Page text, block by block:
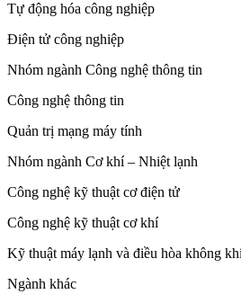
Tự động hóa công nghiệp
Điện tử công nghiệp
Nhóm ngành Công nghệ thông tin
Công nghệ thông tin
Quản trị mạng máy tính
Nhóm ngành Cơ khí – Nhiệt lạnh
Công nghệ kỹ thuật cơ điện tử
Công nghệ kỹ thuật cơ khí
Kỹ thuật máy lạnh và điều hòa không
Ngành khác